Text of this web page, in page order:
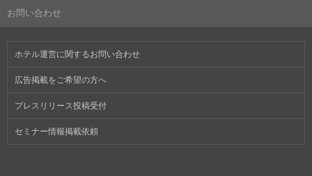
お問い合わせ
ホテル運営に関するお問い合わせ
広告掲載をご希望の方へ
プレスリリース投稿受付
セミナー情報掲載依頼